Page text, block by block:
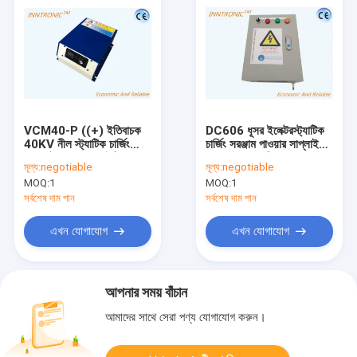
VCM40-P ((+) ইতিবাচক
40KV নীল স্ট্যাটিক চার্জিং
বৈদ্যুতিকতা কাঠের প্রেসিং
লাইনের জন্য 3.75mA
মূল্য:negotiable
MOQ:1
সর্বশেষ দাম পান
এখন যোগাযোগ
DC606 ধূসর ইলেক্টরস্ট্যাটিক
চার্জিং সরঞ্জাম পাওয়ার সাপ্লাই
ফ্লিটব্লোড ফ্যাব্রিক কাঠ
ল্যামিনেটের জন্য
100V240VAC
মূল্য:negotiable
MOQ:1
সর্বশেষ দাম পান
এখন যোগাযোগ
আপনার সময় বাঁচান
আমাদের সাথে সেরা পণ্য যোগাযোগ করুন।